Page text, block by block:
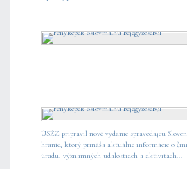
ÚSŽZ pripravil nové vydanie spravodajcu
hraníc, ktorý prináša aktuálne informácie o
úradu, významných udalostiach a aktivitách...